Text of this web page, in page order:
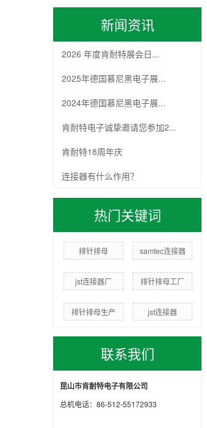
新闻资讯
2026 年度肯耐特展会日...
2025年德国慕尼黑电子展...
2024年德国慕尼黑电子展...
肯耐特电子诚挚邀请您参加2...
肯耐特18周年庆
连接器有什么作用？
热门关键词
排针排母 samtec连接器
jst连接器厂 排针排母工厂
排针排母生产 jst连接器
联系我们
昆山市肯耐特电子有限公司
总机电话：86-512-55172933